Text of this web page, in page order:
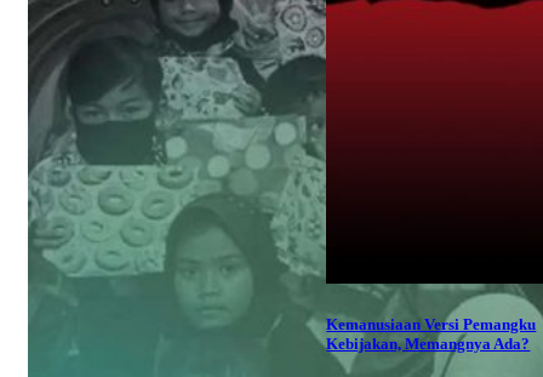
Kemanusiaan Versi Pemangku
Kebijakan, Memangnya Ada?